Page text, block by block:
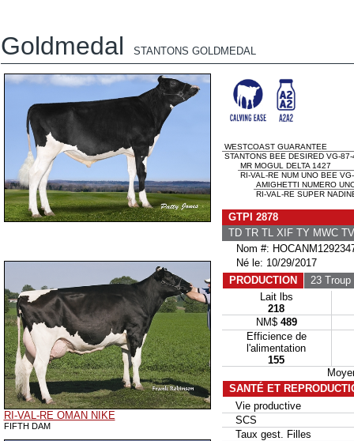
Goldmedal STANTONS GOLDMEDAL
RI-VAL-RE OMAN NIKE
FIFTH DAM
WESTCOAST GUARANTEE
STANTONS BEE DESIRED VG-87-
MR MOGUL DELTA 1427
RI-VAL-RE NUM UNO BEE
AMIGHETTI NUMERO
RI-VAL-RE SUPER
GTPI 2878
TD TR TL XIF TY MWC TV
Nom #:
Né le: 10/29/2017
PRODUCTION
23 Troup
Lait lbs
218
NM$ 489
Efficience de
l'alimentation
155
SANTÉ ET
Vie productive
SCS
Taux gest. Filles